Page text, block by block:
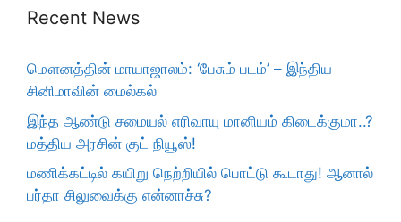
Recent News
மௌனத்தின் மாயாஜாலம்: ‘பேசும் படம்’ – இந்திய
சினிமாவின் மைல்கல்
இந்த ஆண்டு சமையல் எரிவாயு மானியம் கிடைக்குமா..?
மத்திய அரசின் குட் நியூஸ்!
மணிக்கட்டில் கயிறு நெற்றியில் பொட்டு கூடாது! ஆனால்
பர்தா சிலுவைக்கு என்னாச்சு?